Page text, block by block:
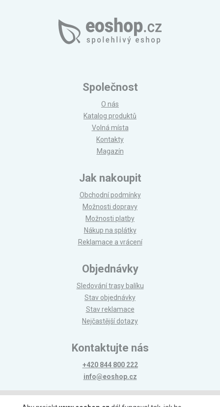
Společnost
O nás
Katalog produktů
Volná místa
Kontakty
Magazín
Jak nakoupit
Obchodní podmínky
Možnosti dopravy
Možnosti platby
Nákup na splátky
Reklamace a vrácení
Objednávky
Sledování trasy balíku
Stav objednávky
Stav reklamace
Nejčastější dotazy
Kontaktujte nás
+420 844 800 222
info@eoshop.cz